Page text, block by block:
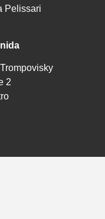
Pelissari
2